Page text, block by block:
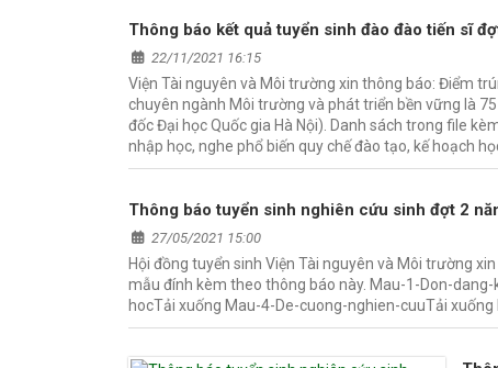
Thông báo kết quả tuyển sinh đào đào tiến sĩ
22/11/2021 16:15
Viện Tài nguyên và Môi trường xin thông báo: Điểm
chuyên ngành Môi trường và phát triển bền vững là
đốc Đại học Quốc gia Hà Nội). Danh sách trong file
nhập học, nghe phổ biến quy chế đào tạo, kế hoạch
Thông báo tuyển sinh nghiên cứu sinh đợt 2
27/05/2021 15:00
Hội đồng tuyển sinh Viện Tài nguyên và Môi trường
mẫu đính kèm theo thông báo này. Mau-1-Don-
hocTải xuống Mau-4-De-cuong-nghien-cuuTải